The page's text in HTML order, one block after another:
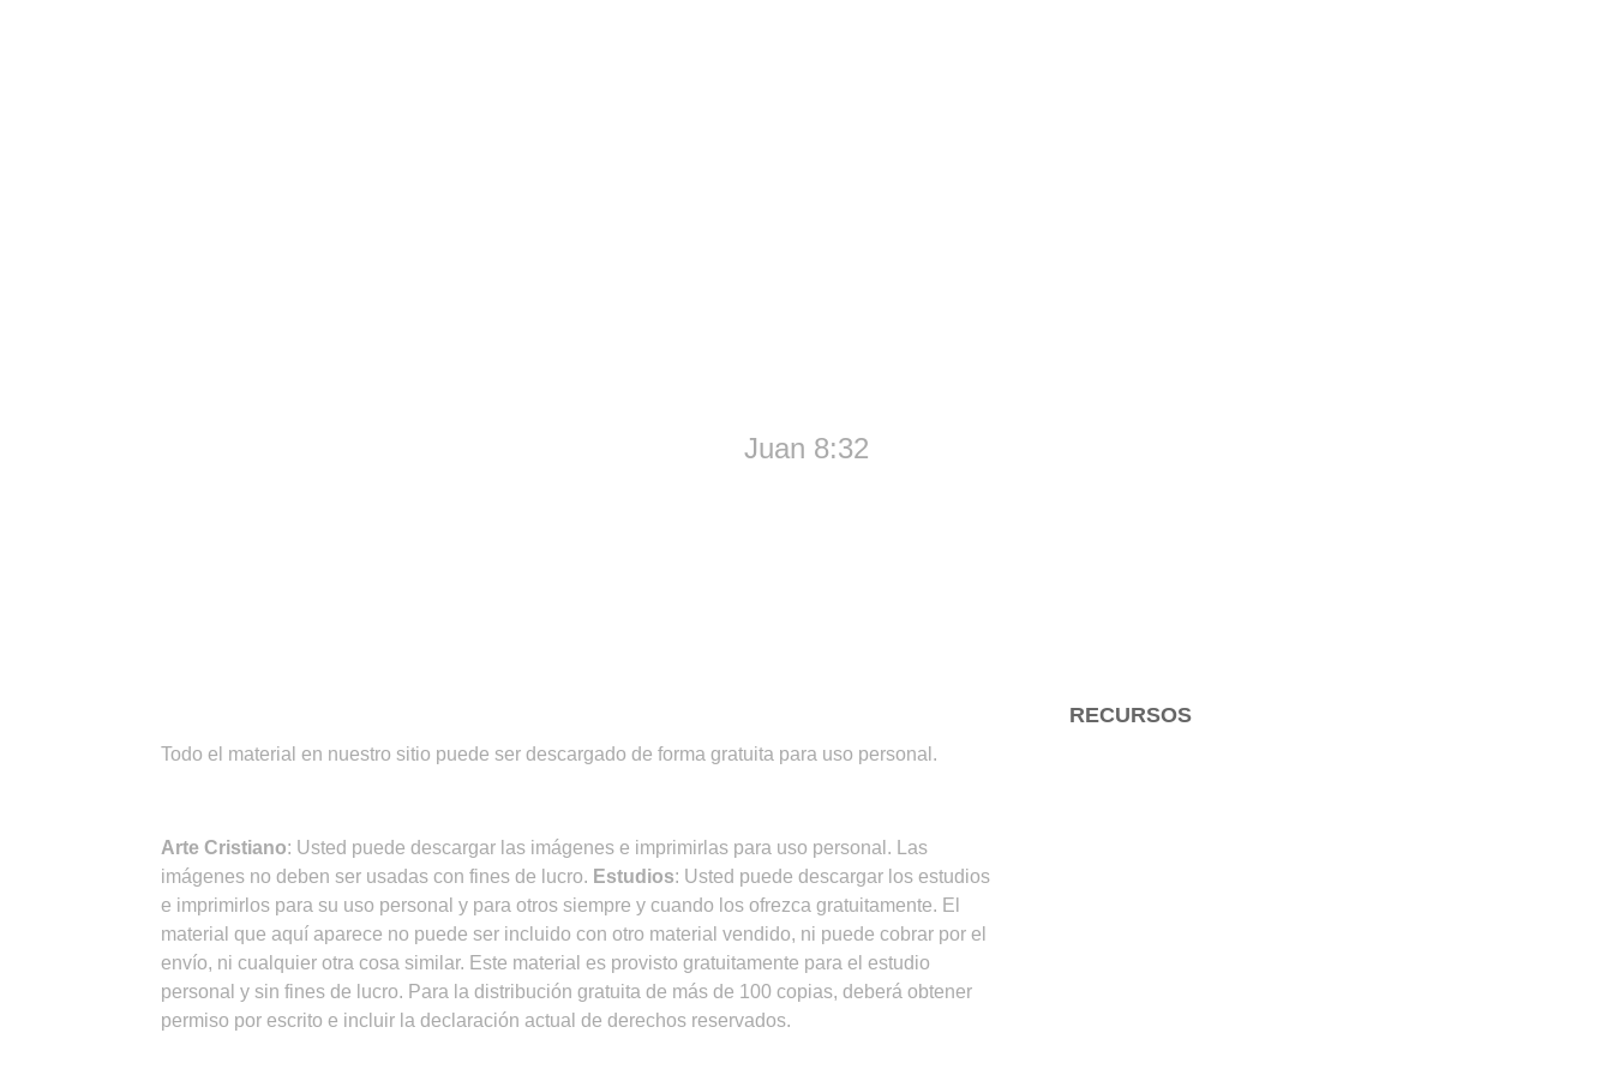
Juan 8:32
Todo el material en nuestro sitio puede ser descargado de forma gratuita para uso personal.
Arte Cristiano: Usted puede descargar las imágenes e imprimirlas para uso personal. Las
imágenes no deben ser usadas con fines de lucro. Estudios: Usted puede descargar los estudios
e imprimirlos para su uso personal y para otros siempre y cuando los ofrezca gratuitamente. El
material que aquí aparece no puede ser incluido con otro material vendido, ni puede cobrar por el
envío, ni cualquier otra cosa similar. Este material es provisto gratuitamente para el estudio
personal y sin fines de lucro. Para la distribución gratuita de más de 100 copias, deberá obtener
permiso por escrito e incluir la declaración actual de derechos reservados.
RECURSOS